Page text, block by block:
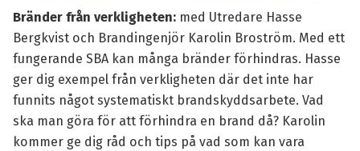
Bränder från verkligheten: med Utredare Hasse
Bergkvist och Brandingenjör Karolin Broström. Med ett
fungerande SBA kan många bränder förhindras. Hasse
ger dig exempel från verkligheten där det inte har
funnits något systematiskt brandskyddsarbete. Vad
ska man göra för att förhindra en brand då? Karolin
kommer ge dig råd och tips på vad som kan vara